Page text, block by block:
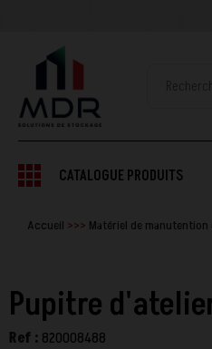
CATALOGUE PRODUITS
Accueil Matériel de manutention
Pupitre
Ref : 820008488